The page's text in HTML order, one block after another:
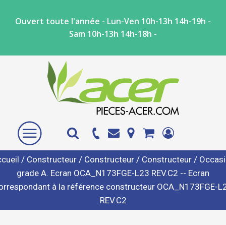
Ouvert toute l'année - Lun-Ven 10h-13h 14h-19h -
Sam 10h-13h 14h-18h -
/ Constructeur/ Constructeur/ Constructeur/
grade A. Ecran OCA_N173FGE-L23 REV.C2 -- Ecran
à la référence constructeur OCA_N173FGE-
REV.C2